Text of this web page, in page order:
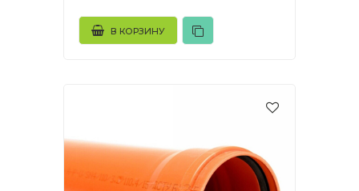
В КОРЗИНУ